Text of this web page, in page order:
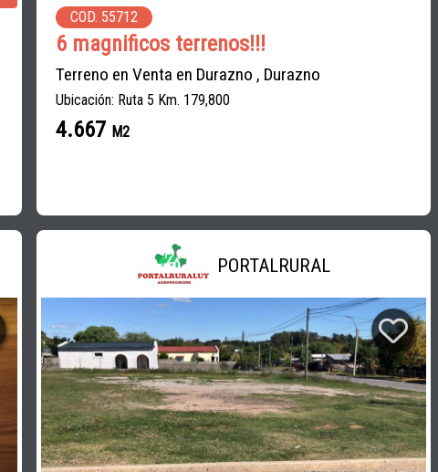
COD. 55712
6 magnificos terrenos!!!
Terreno en Venta en Durazno , Durazno
Ubicación: Ruta 5 Km. 179,800
4.667 M2
PORTALRURAL